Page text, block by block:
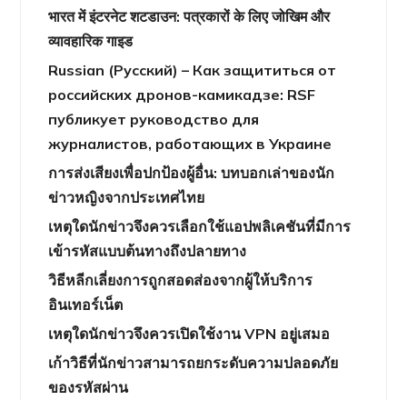
भारत में इंटरनेट शटडाउन: पत्रकारों के लिए जोखिम और
व्यावहारिक गाइड
Russian (Русский) – Как защититься от
российских дронов-камикадзе: RSF
публикует руководство для
журналистов, работающих в Украине
การส่งเสียงเพื่อปกป้องผู้อื่น: บทบอกเล่าของนัก
ข่าวหญิงจากประเทศไทย
เหตุใดนักข่าวจึงควรเลือกใช้แอปพลิเคชันที่มีการ
เข้ารหัสแบบต้นทางถึงปลายทาง
วิธีหลีกเลี่ยงการถูกสอดส่องจากผู้ให้บริการ
อินเทอร์เน็ต
เหตุใดนักข่าวจึงควรเปิดใช้งาน VPN อยู่เสมอ
เก้าวิธีที่นักข่าวสามารถยกระดับความปลอดภัย
ของรหัสผ่าน